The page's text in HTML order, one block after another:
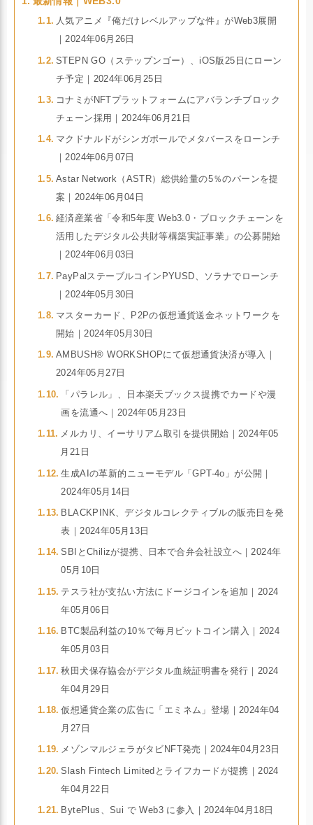
人気アニメ『俺だけレベルアップな件』がWeb3展開
｜2024年06月26日
STEPN GO（ステップンゴー）、iOS版25日にローン
チ予定｜2024年06月25日
コナミがNFTプラットフォームにアバランチブロック
チェーン採用｜2024年06月21日
マクドナルドがシンガポールでメタバースをローンチ
｜2024年06月07日
Astar Network（ASTR）総供給量の5％のバーンを提
案｜2024年06月04日
経済産業省「令和5年度 Web3.0・ブロックチェーンを
活用したデジタル公共財等構築実証事業」の公募開始
｜2024年06月03日
PayPalステーブルコインPYUSD、ソラナでローンチ
｜2024年05月30日
マスターカード、P2Pの仮想通貨送金ネットワークを
開始｜2024年05月30日
AMBUSH®︎ WORKSHOPにて仮想通貨決済が導入｜
2024年05月27日
「パラレル」、日本楽天ブックス提携でカードや漫
画を流通へ｜2024年05月23日
メルカリ、イーサリアム取引を提供開始｜2024年05
月21日
生成AIの革新的ニューモデル「GPT-4o」が公開｜
2024年05月14日
BLACKPINK、デジタルコレクティブルの販売日を発
表｜2024年05月13日
SBIとChilizが提携、日本で合弁会社設立へ｜2024年
05月10日
テスラ社が支払い方法にドージコインを追加｜2024
年05月06日
BTC製品利益の10％で毎月ビットコイン購入｜2024
年05月03日
秋田犬保存協会がデジタル血統証明書を発行｜2024
年04月29日
仮想通貨企業の広告に「エミネム」登場｜2024年04
月27日
メゾンマルジェラがタビNFT発売｜2024年04月23日
Slash Fintech Limitedとライフカードが提携｜2024
年04月22日
BytePlus、Sui で Web3 に参入｜2024年04月18日